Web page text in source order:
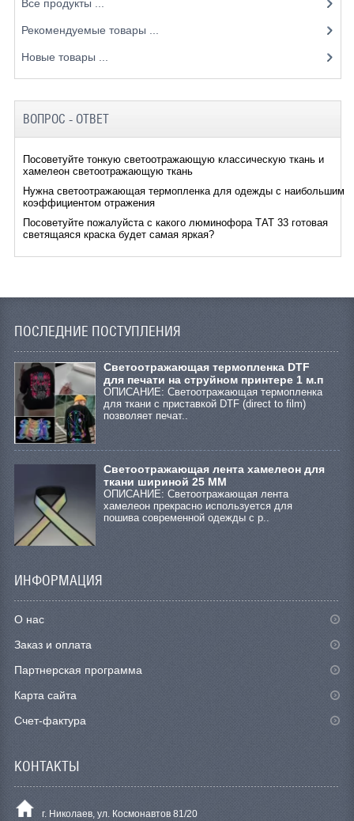
Все продукты ...
Рекомендуемые товары ...
Новые товары ...
ВОПРОС - ОТВЕТ
Посоветуйте тонкую светоотражающую классическую ткань и
хамелеон светоотражающую ткань
Нужна светоотражающая термопленка для одежды с наибольшим
коэффициентом отражения
Посоветуйте пожалуйста с какого люминофора ТАТ 33 готовая
светящаяся краска будет самая яркая?
ПОСЛЕДНИЕ ПОСТУПЛЕНИЯ
Cветоотражающая термопленка DTF
для печати на струйном принтере 1 м.п
ОПИСАНИЕ: Светоотражающая термопленка
для ткани с приставкой DTF (direct to film)
позволяет печат..
Светоотражающая лента хамелеон для
ткани шириной 25 ММ
ОПИСАНИЕ: Светоотражающая лента
хамелеон прекрасно используется для
пошива современной одежды с р..
ИНФОРМАЦИЯ
О нас
Заказ и оплата
Партнерская программа
Карта сайта
Счет-фактура
КОНТАКТЫ
г. Николаев, ул. Космонавтов 81/20